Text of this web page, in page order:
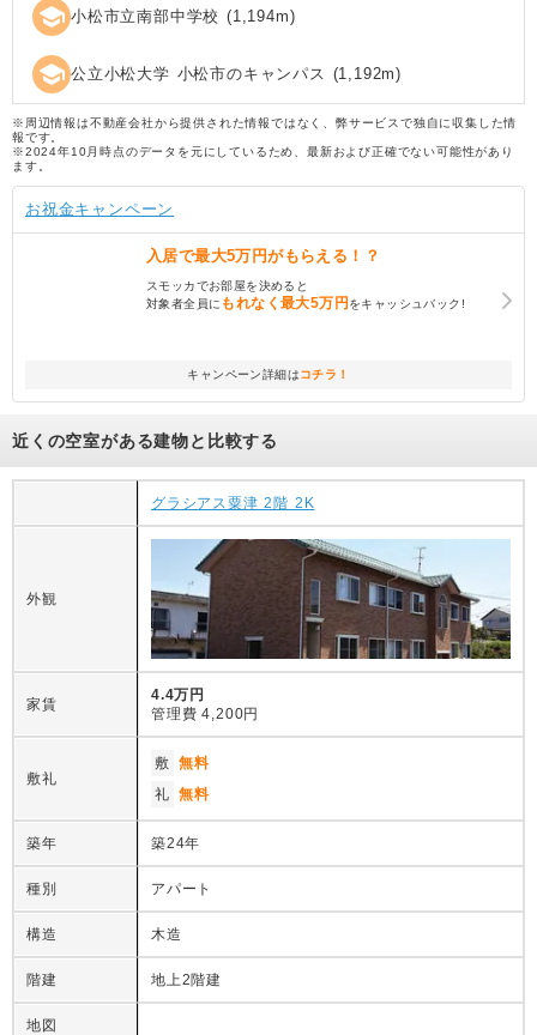
school 小松市立南部中学校 (1,194m)
school 公立小松大学 小松市のキャンパス (1,192m)
※周辺情報は不動産会社から提供された情報ではなく、弊サービスで独自に収集した情
報です。
※2024年10月時点のデータを元にしているため、最新および正確でない可能性があり
ます。
お祝金キャンペーン
入居で最大5万円がもらえる！？
スモッカでお部屋を決めると
対象者全員に もれなく最大5万円をキャッシュバック!
キャンペーン詳細はコチラ！
近くの空室がある建物と比較する
グラシアス粟津 2階 2K
外観
家賃
4.4万円
管理費 4,200円
敷礼
敷 無料
礼 無料
築年 築24年
種別 アパート
構造 木造
階建 地上2階建
地図